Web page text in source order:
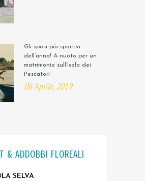
Gli sposi più sportivi
dell’anno! A nuoto per un
matrimonio sull’Isola dei
Pescatori
06 Aprile, 2019
& ADDOBBI FLOREALI
SELVA